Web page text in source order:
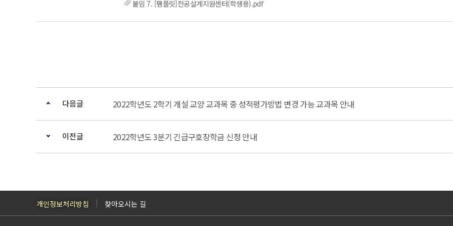
붙임 7. [팸플릿]전공설계지원센터(학생용).pdf
다음글 2022학년도 2학기 개설 교양 교과목 중 성적평가방법 변경 가능 교과목 안내
이전글 2022학년도 3분기 긴급구호장학금 신청 안내
개인정보처리방침 찾아오시는 길